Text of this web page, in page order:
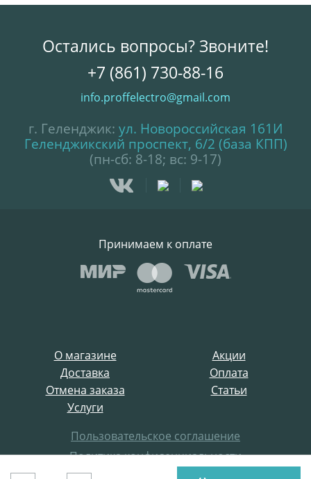
О магазине
Акции
Доставка
Оплата
Отмена заказа
Статьи
Услуги
Пользовательское соглашение
Политика конфиденциальности
Остались вопросы? Звоните!
+7 (861) 730-88-16
info.proffelectro@gmail.com
г. Геленджик: ул. Новороссийская 161И
Геленджикский проспект, 6/2 (база КПП)
(пн-сб: 8-18; вс: 9-17)
Принимаем к оплате